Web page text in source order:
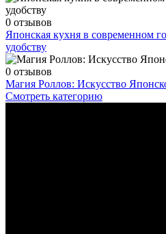
0 отзывов
Японская кухня в современном
удобству
0 отзывов
Магия Роллов: Искусство
Смотреть категорию